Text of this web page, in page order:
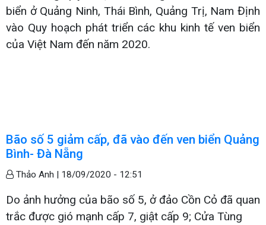
biển ở Quảng Ninh, Thái Bình, Quảng Trị, Nam Định
vào Quy hoạch phát triển các khu kinh tế ven biển
của Việt Nam đến năm 2020.
Bão số 5 giảm cấp, đã vào đến ven biển Quảng
Bình- Đà Nẵng
Thảo Anh | 18/09/2020 - 12:51
Do ảnh hưởng của bão số 5, ở đảo Cồn Cỏ đã quan
trắc được gió mạnh cấp 7, giật cấp 9; Cửa Tùng